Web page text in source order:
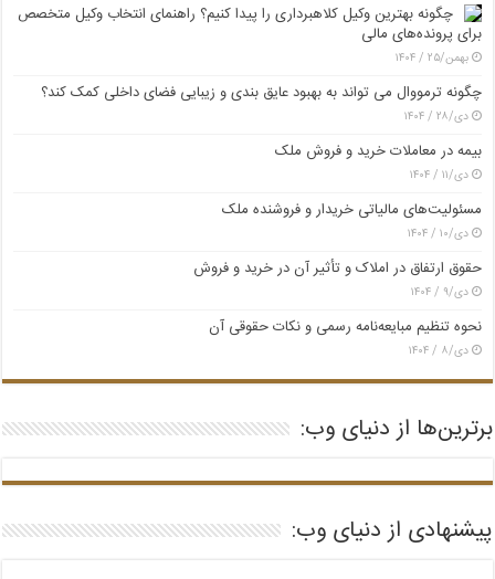
چگونه بهترین وکیل کلاهبرداری را پیدا کنیم؟ راهنمای انتخاب وکیل متخصص
برای پرونده‌های مالی
بهمن/۲۵ / ۱۴۰۴
چگونه ترمووال می تواند به بهبود عایق بندی و زیبایی فضای داخلی کمک کند؟
دی/۲۸ / ۱۴۰۴
بیمه در معاملات خرید و فروش ملک
دی/۱۱ / ۱۴۰۴
مسئولیت‌های مالیاتی خریدار و فروشنده ملک
دی/۱۰ / ۱۴۰۴
حقوق ارتفاق در املاک و تأثیر آن در خرید و فروش
دی/۹ / ۱۴۰۴
نحوه تنظیم مبایعه‌نامه رسمی و نکات حقوقی آن
دی/۸ / ۱۴۰۴
برترین‌ها از دنیای وب:
پیشنهادی از دنیای وب: